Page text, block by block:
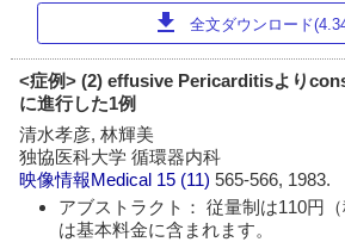
download 全文ダウンロード
<症例> (2) effusive Pericarditisより
に進行した1例
清水孝彦, 林輝美
独協医科大学 循環器内科
映像情報Medical 15 (11)565-566, 1983.
アブストラクト： 従量制は110円
は基本料金に含まれます。